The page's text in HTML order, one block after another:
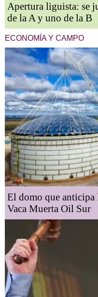
Apertura liguista: se
de la A y uno de la B
ECONOMÍA Y CAMPO
El domo que anticipa
Vaca Muerta Oil Sur